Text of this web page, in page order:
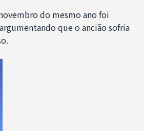
do mesmo ano foi
que o ancião sofria